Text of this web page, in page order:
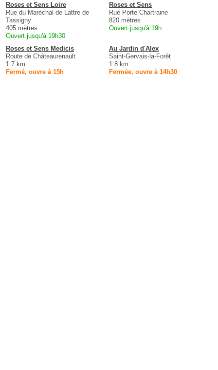
Roses et Sens Loire
Rue du Maréchal de Lattre de
Tassigny
405 mètres
Ouvert jusqu'à 19h30
Roses et Sens
Rue Porte Chartraine
820 mètres
Ouvert jusqu'à 19h
Roses et Sens Medicis
Route de Châteaurenault
1.7 km
Fermé, ouvre à 15h
Au Jardin d'Alex
Saint-Gervais-la-Forêt
1.8 km
Fermée, ouvre à 14h30